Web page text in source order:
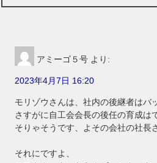
アミーゴ５号 より:
2023年4月7日 16:20
モリゾウさんは、社内の後継者はバ
さすがに自工会会長の後任の育成は
そりゃそうです、よその会社の社長
それにですよ、